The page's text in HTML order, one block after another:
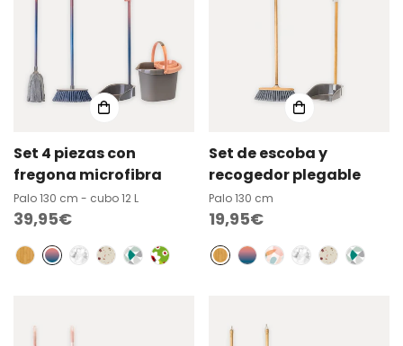
Set 4 piezas con
fregona microfibra
Palo 130 cm - cubo 12 L
Precio
regular
39,95€
Set de escoba y
recogedor plegable
Palo 130 cm
Precio
regular
19,95€